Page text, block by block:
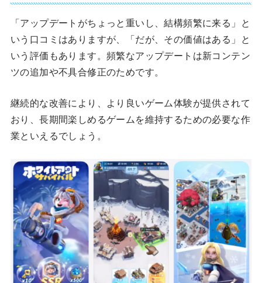
「アップデートがちょっと重いし、結構頻繁に来る」と
いう口コミはありますが、「だが、その価値はある」と
いう評価もあります。頻繁なアップデートは新コンテン
ツの追加や不具合修正のためです。
継続的な改善により、より良いゲーム体験が提供されて
おり、長期間楽しめるゲームを維持するための必要な作
業といえるでしょう。